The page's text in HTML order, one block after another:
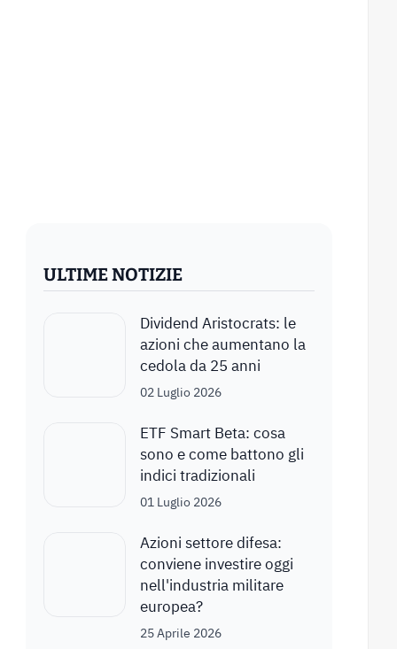
ULTIME NOTIZIE
Dividend Aristocrats: le
azioni che aumentano la
cedola da 25 anni
02 Luglio 2026
ETF Smart Beta: cosa
sono e come battono gli
indici tradizionali
01 Luglio 2026
Azioni settore difesa:
conviene investire oggi
nell'industria militare
europea?
25 Aprile 2026